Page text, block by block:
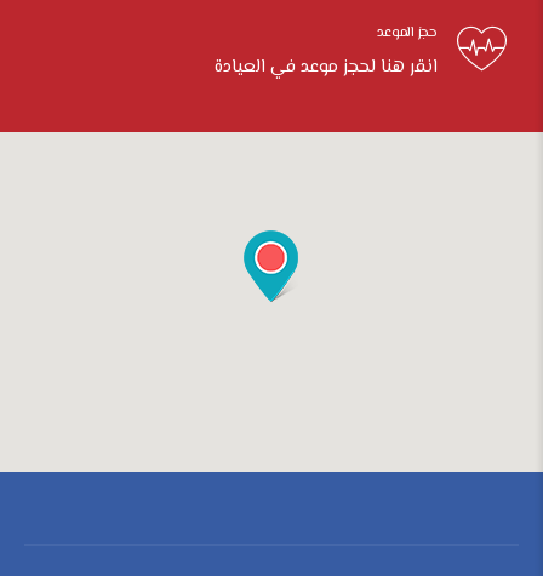
حجز الموعد
انقر هنا لحجز موعد في العيادة